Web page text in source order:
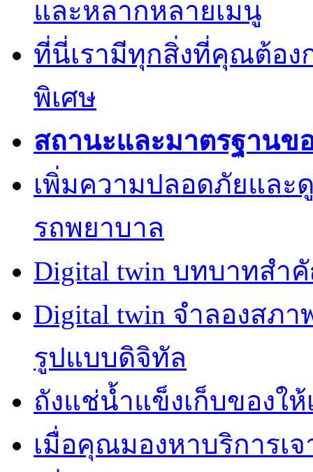
และหลากหลายเมนู
ที่นี่เรามีทุกสิ่งที่คุณต้อง
พิเศษ
สถานะและมาตรฐานข
เพิ่มความปลอดภัยแล
รถพยาบาล
Digital twin บทบาทสำ
Digital twin จำลองสภ
รูปแบบดิจิทัล
ถังแช่น้ำแข็งเก็บของให้
เมื่อคุณมองหาบริการเ